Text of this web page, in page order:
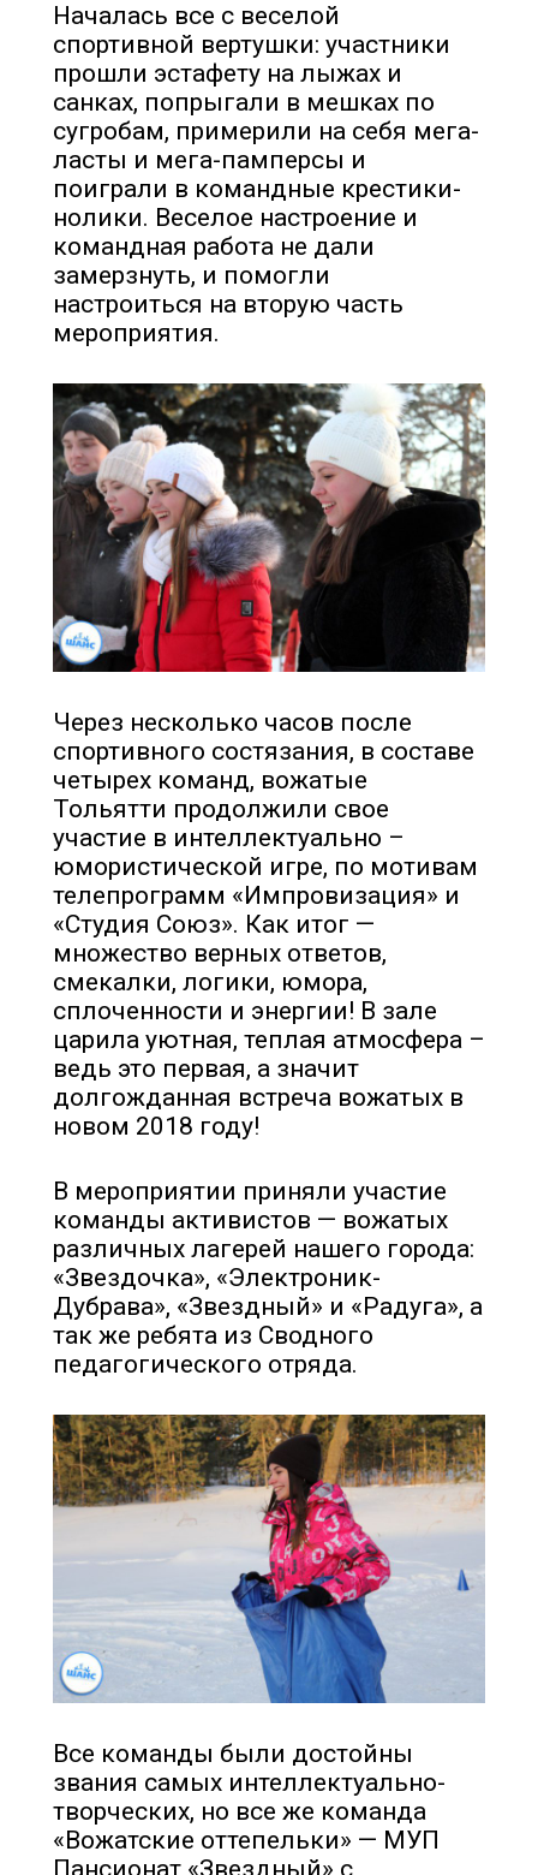
Началась все с веселой
спортивной вертушки: участники
прошли эстафету на лыжах и
санках, попрыгали в мешках по
сугробам, примерили на себя мега-
ласты и мега-памперсы и
поиграли в командные крестики-
нолики. Веселое настроение и
командная работа не дали
замерзнуть, и помогли
настроиться на вторую часть
мероприятия.
Через несколько часов после
спортивного состязания, в составе
четырех команд, вожатые
Тольятти продолжили свое
участие в интеллектуально –
юмористической игре, по мотивам
телепрограмм «Импровизация» и
«Студия Союз». Как итог —
множество верных ответов,
смекалки, логики, юмора,
сплоченности и энергии! В зале
царила уютная, теплая атмосфера –
ведь это первая, а значит
долгожданная встреча вожатых в
новом 2018 году!
В мероприятии приняли участие
команды активистов — вожатых
различных лагерей нашего города:
«Звездочка», «Электроник-
Дубрава», «Звездный» и «Радуга», а
так же ребята из Сводного
педагогического отряда.
Все команды были достойны
звания самых интеллектуально-
творческих, но все же команда
«Вожатские оттепельки» — МУП
Пансионат «Звездный» с